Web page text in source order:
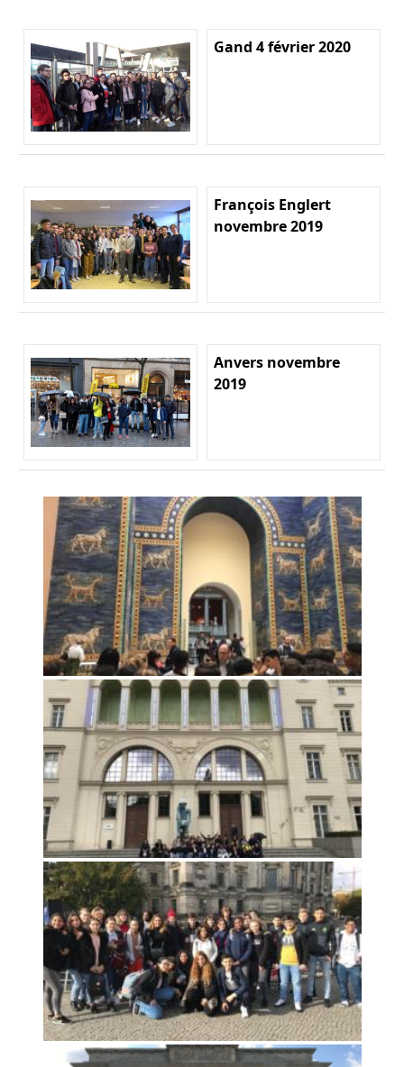
Gand 4 février 2020
François Englert
novembre 2019
Anvers novembre
2019